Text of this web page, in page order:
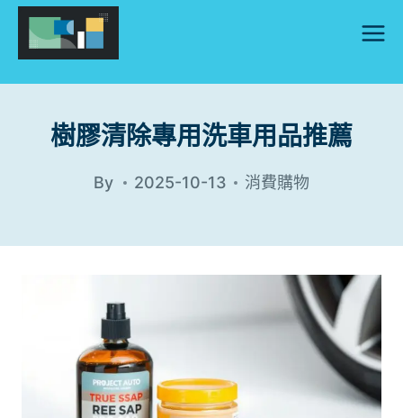
Skip
content
樹膠清除專用洗車用品推薦
By 2025-10-13 消費購物